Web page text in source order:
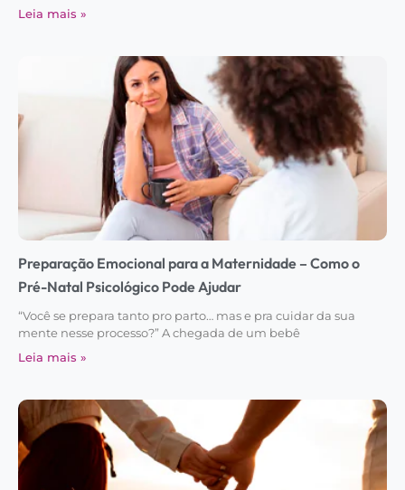
Leia mais »
Preparação Emocional para a Maternidade – Como o
Pré-Natal Psicológico Pode Ajudar
“Você se prepara tanto pro parto… mas e pra cuidar da sua
mente nesse processo?” A chegada de um bebê
Leia mais »